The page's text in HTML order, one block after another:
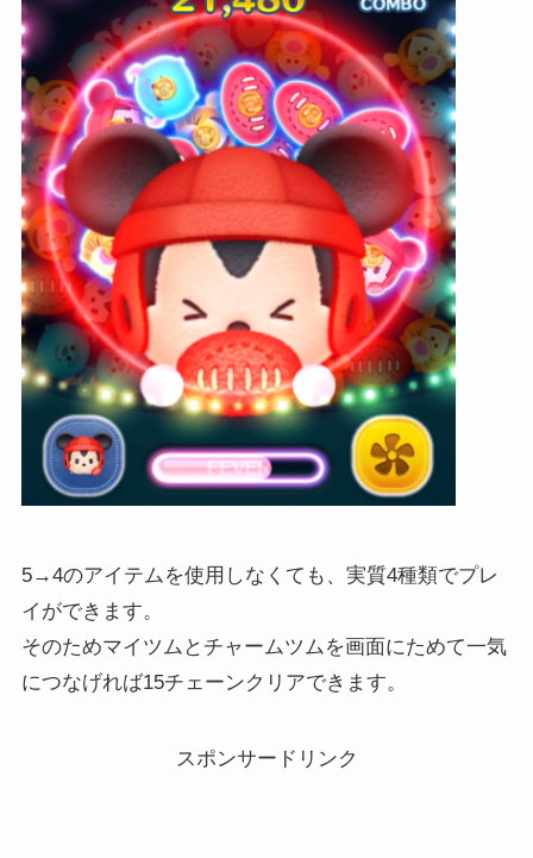
5→4のアイテムを使用しなくても、実質4種類でプレ
イができます。
そのためマイツムとチャームツムを画面にためて一気
につなげれば15チェーンクリアできます。
スポンサードリンク